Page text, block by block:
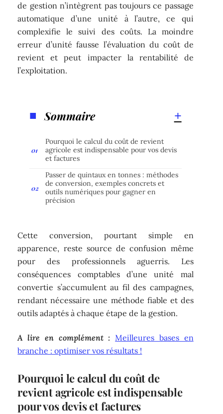
de gestion n’intègrent pas toujours ce passage
automatique d’une unité à l’autre, ce qui
complexifie le suivi des coûts. La moindre
erreur d’unité fausse l’évaluation du coût de
revient et peut impacter la rentabilité de
l’exploitation.
Sommaire
Pourquoi le calcul du coût de revient
agricole est indispensable pour vos devis
et factures
Passer de quintaux en tonnes : méthodes
de conversion, exemples concrets et
outils numériques pour gagner en
précision
Cette conversion, pourtant simple en
apparence, reste source de confusion même
pour des professionnels aguerris. Les
conséquences comptables d’une unité mal
convertie s’accumulent au fil des campagnes,
rendant nécessaire une méthode fiable et des
outils adaptés à chaque étape de la gestion.
A lire en complément : Meilleures bases en
branche : optimiser vos résultats !
Pourquoi le calcul du coût de
revient agricole est indispensable
pour vos devis et factures